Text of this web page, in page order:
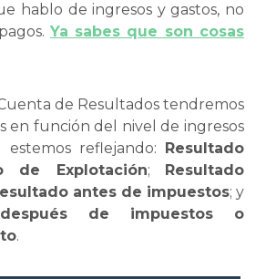
hablo de ingresos y gastos, no
Ya sabes que son cosas
de Resultados tendremos
en función del nivel de ingresos
reflejando: Resultado
de Explotación; Resultado
antes de impuestos; y
después de impuestos o
.